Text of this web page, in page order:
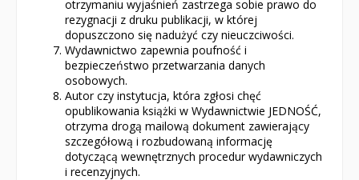
otrzymaniu wyjaśnień zastrzega sobie prawo do
rezygnacji z druku publikacji, w której
dopuszczono się nadużyć czy nieuczciwości.
Wydawnictwo zapewnia poufność i
bezpieczeństwo przetwarzania danych
osobowych.
Autor czy instytucja, która zgłosi chęć
opublikowania książki w Wydawnictwie JEDNOŚĆ,
otrzyma drogą mailową dokument zawierający
szczegółową i rozbudowaną informację
dotyczącą wewnętrznych procedur wydawniczych
i recenzyjnych.